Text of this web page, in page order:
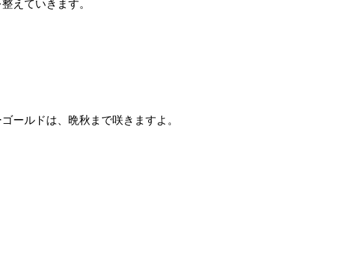
えていきます。
ールドは、晩秋まで咲きますよ。